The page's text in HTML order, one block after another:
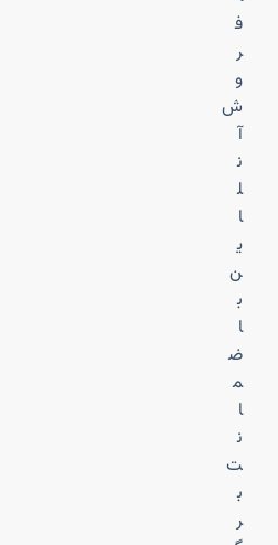
ف
ر
و
ش
آ
ن
ل
ا
ی
ن
ب
ا
ض
م
ا
ن
ت
ب
ر